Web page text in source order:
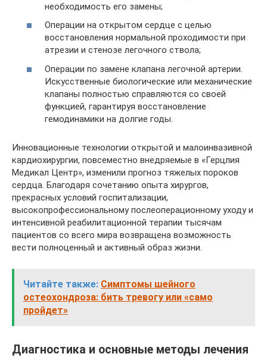
необходимость его замены;
Операции на открытом сердце с целью
восстановления нормальной проходимости при
атрезии и стенозе легочного ствола;
Операции по замене клапана легочной артерии.
Искусственные биологические или механические
клапаны полностью справляются со своей
функцией, гарантируя восстановление
гемодинамики на долгие годы.
Инновационные технологии открытой и малоинвазивной
кардиохирургии, повсеместно внедряемые в «Герцлия
Медикал Центр», изменили прогноз тяжелых пороков
сердца. Благодаря сочетанию опыта хирургов,
прекрасных условий госпитализации,
высокопрофессиональному послеоперационному уходу и
интенсивной реабилитационной терапии тысячам
пациентов со всего мира возвращена возможность
вести полноценный и активный образ жизни.
Читайте также: Симптомы шейного
остеохондроза: бить тревогу или «само
пройдет»
Диагностика и основные методы лечения